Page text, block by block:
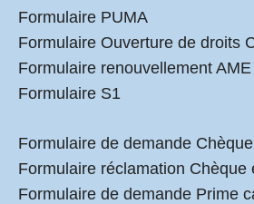
Formulaire PUMA
Formulaire Ouverture de droits
Formulaire renouvellement
Formulaire S1
Formulaire de demande
Formulaire réclamation Chèque
Formulaire de demande Prime